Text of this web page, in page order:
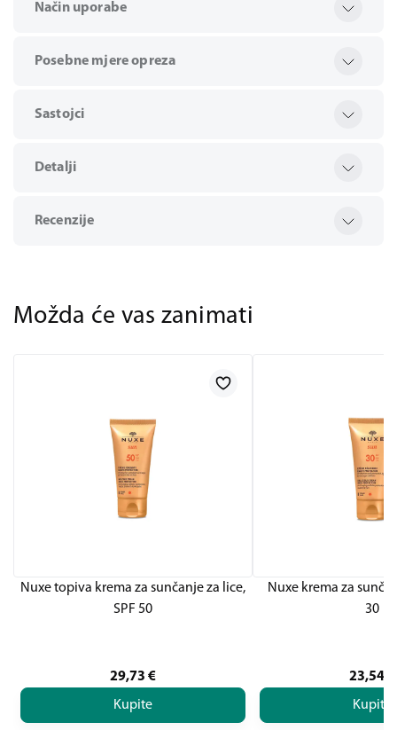
Način uporabe
Posebne mjere opreza
Sastojci
Detalji
Recenzije
Možda će vas zanimati
Nuxe topiva krema za sunčanje za lice,
SPF 50
29,73 €
Kupite
Nuxe krema za
30
23,54
Kupite